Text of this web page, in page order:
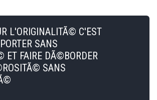
L'ORIGINALITÃ© C'EST
SANS
ET FAIRE DÃ©BORDER
SANS